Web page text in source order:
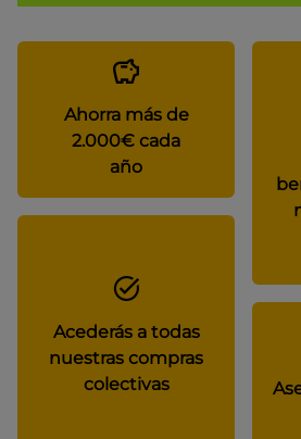
Ahorra más de
2.000€ cada
año
Acederás a todas
nuestras compras
colectivas